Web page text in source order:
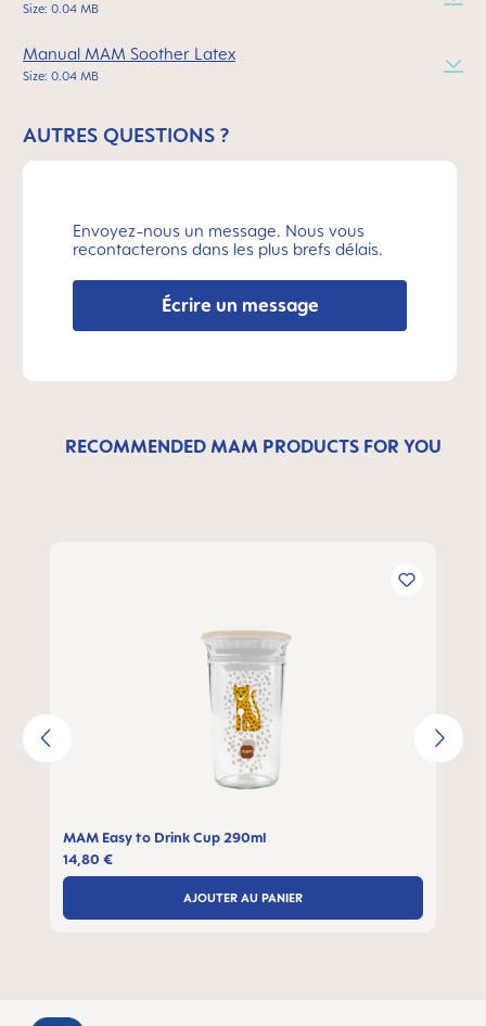
Size: 0.04 MB
Manual MAM Soother Latex
Size: 0.04 MB
AUTRES QUESTIONS ?
Envoyez-nous un message. Nous vous
recontacterons dans les plus brefs délais.
Écrire un message
RECOMMENDED MAM PRODUCTS FOR YOU
MAM Easy to Drink Cup 290ml
14,80 €
AJOUTER AU PANIER